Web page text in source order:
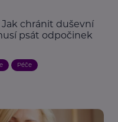
chránit duševní
psát odpočinek
Péče